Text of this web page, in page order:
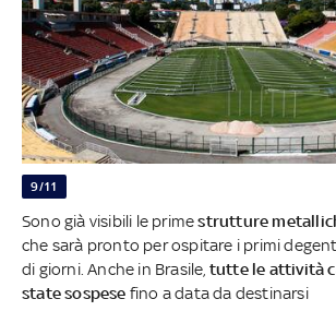
9/11
Sono già visibili le primestrutture
che sarà pronto per ospitare i primi
di giorni. Anche in Brasile, tutte le attività
state sospese fino a data da destinarsi